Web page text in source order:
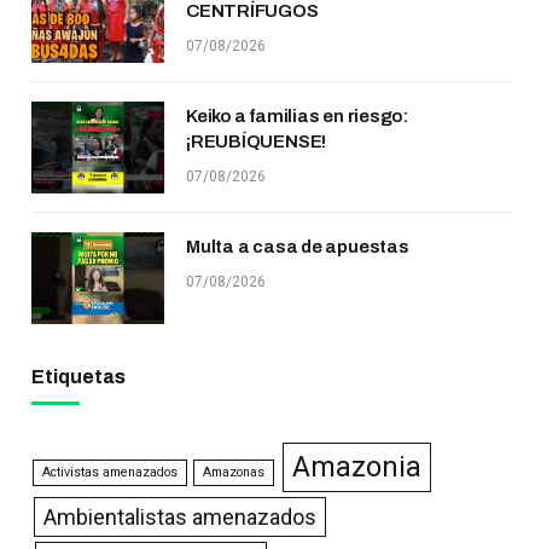
CENTRÍFUGOS
07/08/2026
Keiko a familias en riesgo:
¡REUBÍQUENSE!
07/08/2026
Multa a casa de apuestas
07/08/2026
Etiquetas
Activistas amenazados Amazonas Amazonia
Ambientalistas amenazados